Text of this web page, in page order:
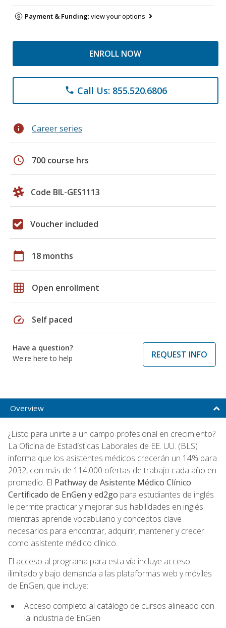
Payment & Funding:view your options
ENROLL NOW
phone Call Us: 855.520.6806
info Career series
schedule 700 course hrs
Code BIL-GES1113
Voucher included
calendar_today 18 months
grid_on Open enrollment
speed Self paced
Have a question?
We're here to help
REQUEST INFO
Overview
¿Listo para unirte a un campo profesional en crecimiento?
La Oficina de Estadísticas Laborales de EE. UU. (BLS)
informa que los asistentes médicos crecerán un 14% para
2032, con más de 114,000 ofertas de trabajo cada año en
promedio. El Pathway de Asistente Médico Clínico
Certificado de EnGen y ed2go para estudiantes de inglés
le permite practicar y mejorar sus habilidades en inglés
mientras aprende vocabulario y conceptos clave
necesarios para encontrar, adquirir, mantener y crecer
como asistente médico clínico.
El acceso al programa para esta vía incluye acceso
ilimitado y bajo demanda a las plataformas web y móviles
de EnGen, que incluye:
Acceso completo al catálogo de cursos alineado con
la industria de EnGen